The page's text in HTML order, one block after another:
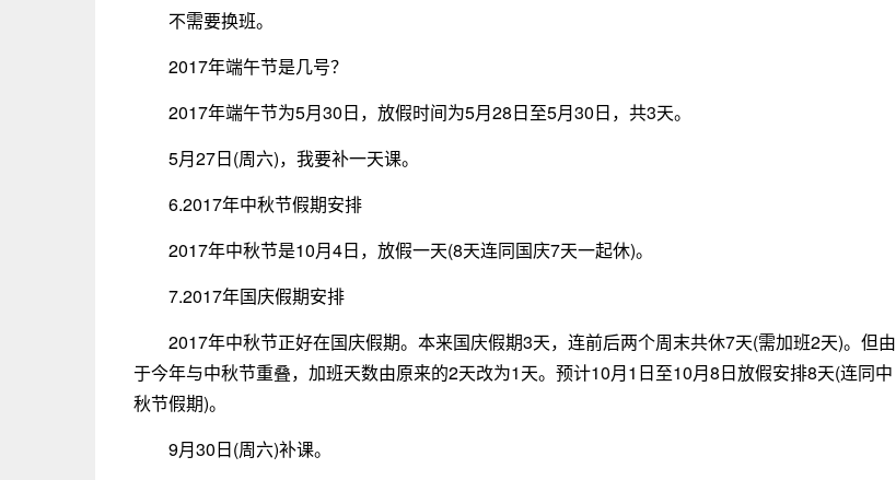
不需要换班。
2017年端午节是几号？
2017年端午节为5月30日，放假时间为5月28日至5月30日，共3天。
5月27日(周六)，我要补一天课。
6.2017年中秋节假期安排
2017年中秋节是10月4日，放假一天(8天连同国庆7天一起休)。
7.2017年国庆假期安排
2017年中秋节正好在国庆假期。本来国庆假期3天，连前后两个周末共休7天(需加班2天)。但由
于今年与中秋节重叠，加班天数由原来的2天改为1天。预计10月1日至10月8日放假安排8天(连同中
秋节假期)。
9月30日(周六)补课。